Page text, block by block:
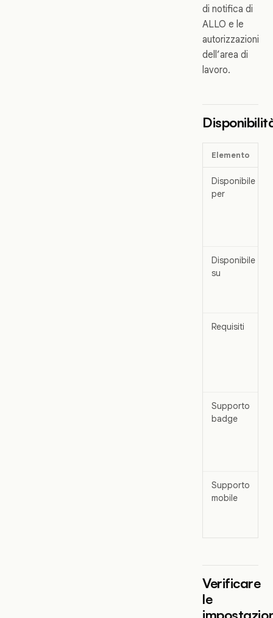
di notifica di
ALLO e le
autorizzazioni
dell’area di
lavoro.
Elemento
Disponibile
per
Disponibile
su
Requisiti
Supporto
badge
Supporto
mobile
Verificare
le